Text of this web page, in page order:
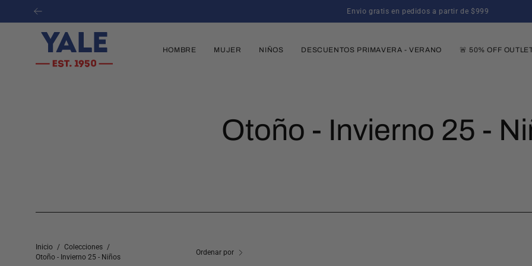
al
Envio gratis en pedidos a partir de $999
HOMBRE MUJER NIÑOS DESCUENTOS PRIMAVERA - VERANO 🚨 50% OFF
Otoño - Invierno 25 -
Inicio / Colecciones /
Otoño - Invierno 25 - Niños
Ordenar por